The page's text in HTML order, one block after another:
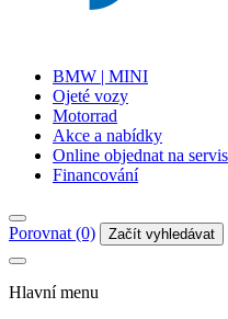
BMW | MINI
Ojeté vozy
Motorrad
Akce a nabídky
Online objednat na servis
Financování
Porovnat (0) Začít vyhledávat
Hlavní menu